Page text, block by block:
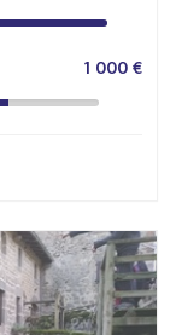
1 000 €